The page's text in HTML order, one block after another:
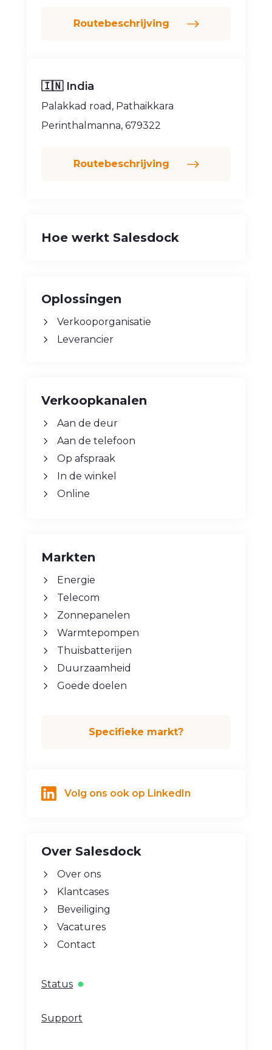
Routebeschrijving
🇮🇳 India
Palakkad road, Pathaikkara
Perinthalmanna, 679322
Routebeschrijving
Hoe werkt Salesdock
Oplossingen
Verkooporganisatie
Leverancier
Verkoopkanalen
Aan de deur
Aan de telefoon
Op afspraak
In de winkel
Online
Markten
Energie
Telecom
Zonnepanelen
Warmtepompen
Thuisbatterijen
Duurzaamheid
Goede doelen
Specifieke markt?
Volg ons ook op LinkedIn
Over Salesdock
Over ons
Klantcases
Beveiliging
Vacatures
Contact
Status
Support